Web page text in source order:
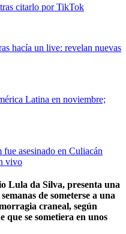
citarlo por TikTok
hacía un live: revelan nuevas
Latina en noviembre;
asesinado en Culiacán
vivo
Lula da Silva, presenta una
de someterse a una
craneal, según
que se sometiera en unos